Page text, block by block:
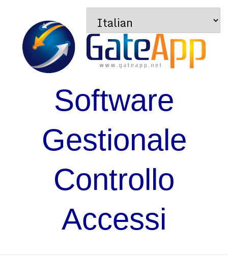
Software
Gestionale
Controllo
Accessi